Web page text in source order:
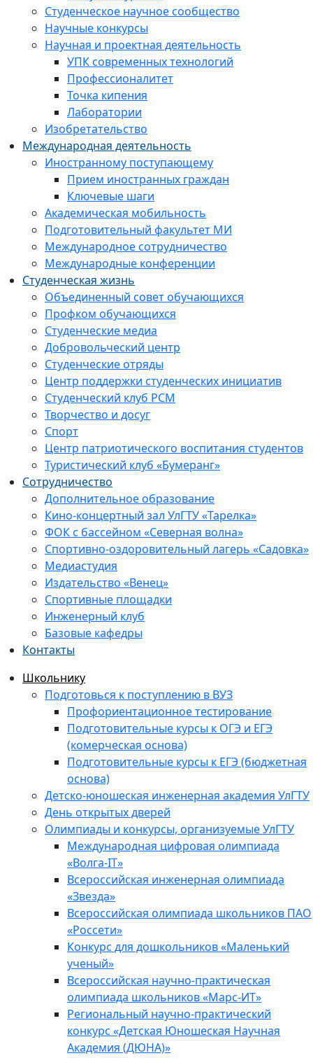
Студенческое научное сообщество
Научные конкурсы
Научная и проектная деятельность
УПК современных технологий
Профессионалитет
Точка кипения
Лаборатории
Изобретательство
Международная деятельность
Иностранному поступающему
Прием иностранных граждан
Ключевые шаги
Академическая мобильность
Подготовительный факультет МИ
Международное сотрудничество
Международные конференции
Студенческая жизнь
Объединенный совет обучающихся
Профком обучающихся
Студенческие медиа
Добровольческий центр
Студенческие отряды
Центр поддержки студенческих инициатив
Студенческий клуб РСМ
Творчество и досуг
Спорт
Центр патриотического воспитания студентов
Туристический клуб «Бумеранг»
Сотрудничество
Дополнительное образование
Кино-концертный зал УлГТУ «Тарелка»
ФОК с бассейном «Северная волна»
Спортивно-оздоровительный лагерь «Садовка»
Медиастудия
Издательство «Венец»
Спортивные площадки
Инженерный клуб
Базовые кафедры
Контакты
Школьнику
Подготовься к поступлению в ВУЗ
Профориентационное тестирование
Подготовительные курсы к ОГЭ и ЕГЭ
(комерческая основа)
Подготовительные курсы к ЕГЭ (бюджетная
основа)
Детско-юношеская инженерная академия УлГТУ
День открытых дверей
Олимпиады и конкурсы, организуемые УлГТУ
Международная цифровая олимпиада
«Волга-IT»
Всероссийская инженерная олимпиада
«Звезда»
Всероссийская олимпиада школьников ПАО
«Россети»
Конкурс для дошкольников «Маленький
ученый»
Всероссийская научно-практическая
олимпиада школьников «Марс-ИТ»
Региональный научно-практический
конкурс «Детская Юношеская Научная
Академия (ДЮНА)»